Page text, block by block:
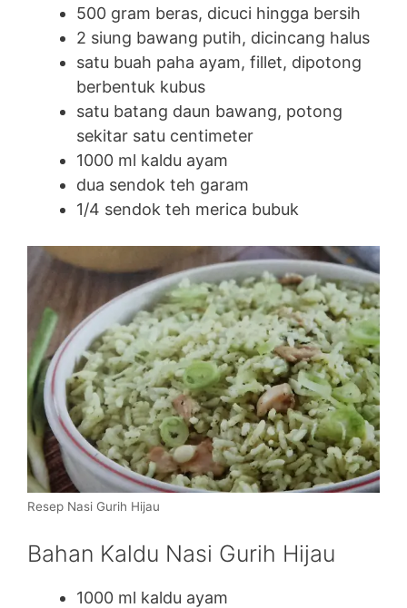
500 gram beras, dicuci hingga bersih
2 siung bawang putih, dicincang halus
satu buah paha ayam, fillet, dipotong
berbentuk kubus
satu batang daun bawang, potong
sekitar satu centimeter
1000 ml kaldu ayam
dua sendok teh garam
1/4 sendok teh merica bubuk
Resep Nasi Gurih Hijau
Bahan Kaldu Nasi Gurih Hijau
1000 ml kaldu ayam